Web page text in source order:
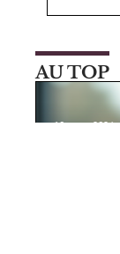
AU TOP
10 mars 2026